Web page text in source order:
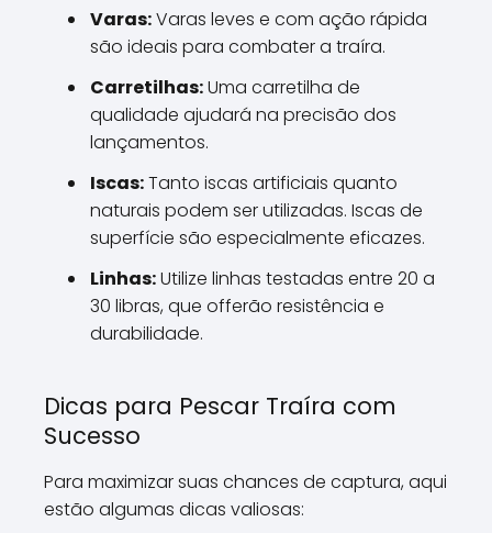
Varas:Varas leves e com ação rápida
são ideais para combater a traíra.
Carretilhas:Uma carretilha de
qualidade ajudará na precisão dos
lançamentos.
Iscas:Tanto iscas artificiais quanto
naturais podem ser utilizadas. Iscas de
superfície são especialmente eficazes.
Linhas:Utilize linhas testadas entre 20 a
30 libras, que offerão resistência e
durabilidade.
Dicas para Pescar Traíra com
Sucesso
Para maximizar suas chances de captura, aqui
estão algumas dicas valiosas: